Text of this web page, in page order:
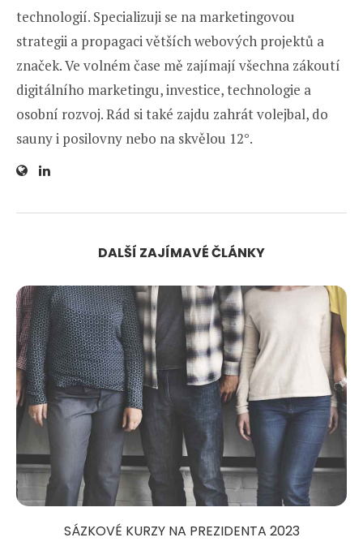
technologií. Specializuji se na marketingovou
strategii a propagaci větších webových projektů a
značek. Ve volném čase mě zajímají všechna zákoutí
digitálního marketingu, investice, technologie a
osobní rozvoj. Rád si také zajdu zahrát volejbal, do
sauny i posilovny nebo na skvělou 12°.
DALŠÍ ZAJÍMAVÉ ČLÁNKY
SÁZKOVÉ KURZY NA PREZIDENTA 2023